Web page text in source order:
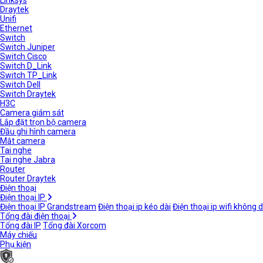
Draytek
Unifi
Ethernet
Switch
Switch Juniper
Switch Cisco
Switch D_Link
Switch TP_Link
Switch Dell
Switch Draytek
H3C
Camera giám sát
Lắp đặt trọn bộ camera
Đầu ghi hình camera
Mắt camera
Tai nghe
Tai nghe Jabra
Router
Router Draytek
Điện thoại
Điện thoại IP
Điện thoại IP Grandstream Điện thoại ip kéo dài Điện thoại ip wifi không
Tổng đài điện thoại
Tổng đài IP Tổng đài Xorcom
Máy chiếu
Phụ kiện